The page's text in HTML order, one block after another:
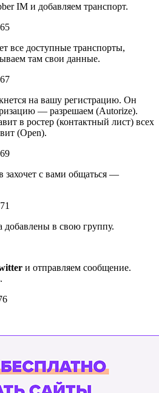
IM и добавляем транспорт.
все доступные транспорты,
там свои данные.
на вашу регистрацию. Он
— разрешаем (Autorize).
в ростер (контактный лист) всех
(Open).
захочет с вами общаться —
добавлены в свою группу.
и отправляем сообщение.